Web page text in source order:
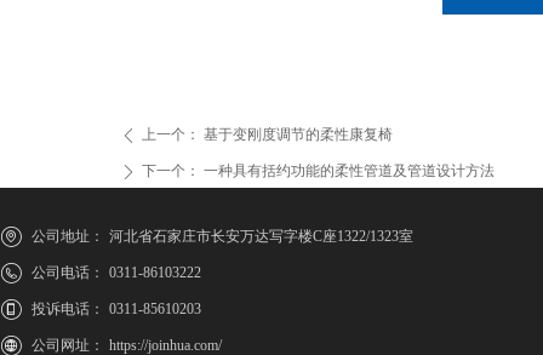
ꄴ 上一个： 基于变刚度调节的柔性康复椅
ꄲ 下一个： 一种具有括约功能的柔性管道及管道设计方法
公司地址： 河北省石家庄市长安万达写字楼C座1322/1323室
公司电话： 0311-86103222
投诉电话： 0311-85610203
公司网址：
https://joinhua.com/